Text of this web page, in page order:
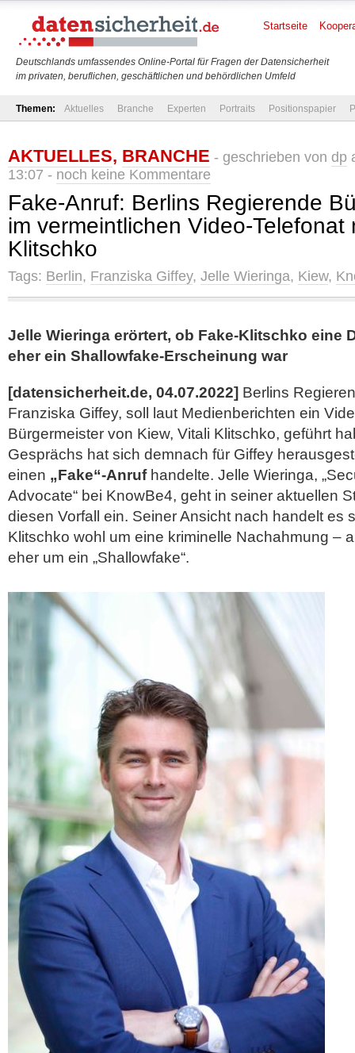
Deutschlands umfassendes Online-Portal für Fragen der Datensicherheit
im privaten, beruflichen, geschäftlichen und behördlichen Umfeld
Startseite
Themen: Aktuelles Branche Experten Portraits Positionspapier
AKTUELLES, BRANCHE - geschrieben von dp
13:07 - noch keine Kommentare
Fake-Anruf: Berlins Regierende
im vermeintlichen Video-Telefonat
Klitschko
Tags: Berlin, Franziska Giffey, Jelle Wieringa, Kiew,
Jelle Wieringa erörtert, ob Fake-Klitschko eine
eher ein Shallowfake-Erscheinung war
[datensicherheit.de, 04.07.2022] Berlins
Franziska Giffey, soll laut Medienberichten ein
Bürgermeister von Kiew, Vitali Klitschko, geführt
Gesprächs hat sich demnach für Giffey
einen „Fake“-Anrufhandelte. Jelle Wieringa,
Advocate“ bei KnowBe4, geht in seiner aktuellen
diesen Vorfall ein. Seiner Ansicht nach handelt es
Klitschko wohl um eine kriminelle Nachahmung –
eher um ein „Shallowfake“.